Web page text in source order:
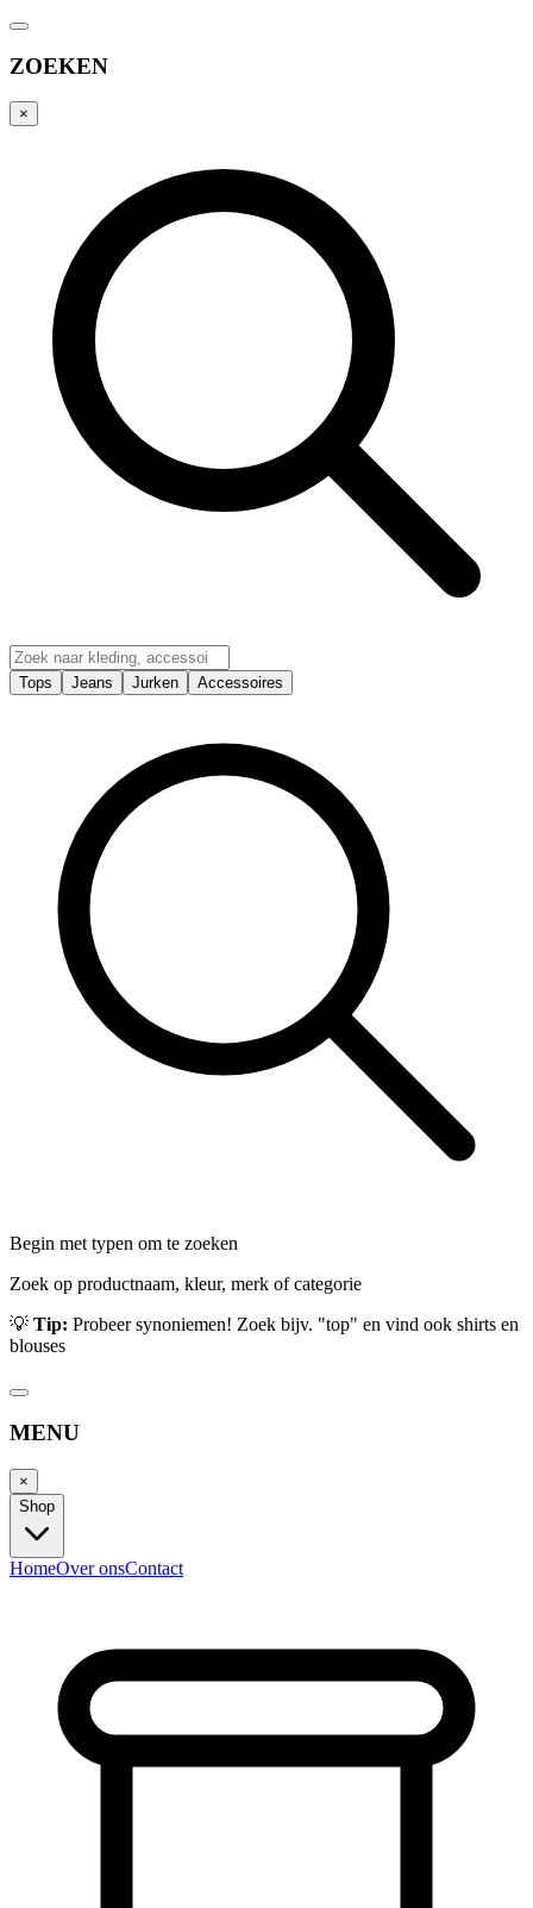
ZOEKEN
×
Tops Jeans Jurken Accessoires
Begin met typen om te zoeken
Zoek op productnaam, kleur, merk of categorie
💡 Tip: Probeer synoniemen! Zoek bijv. "top" en vind ook shirts en
blouses
MENU
×
Shop
HomeOver onsContact